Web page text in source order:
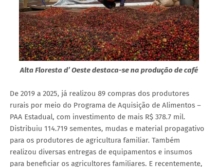
Alta Floresta d’ Oeste destaca-se na produção de café
De 2019 a 2025, já realizou 89 compras dos produtores
rurais por meio do Programa de Aquisição de Alimentos –
PAA Estadual, com investimento de mais R$ 378.7 mil.
Distribuiu 114.719 sementes, mudas e material propagativo
para os produtores de agricultura familiar. Também
realizou diversas entregas de equipamentos e insumos
para beneficiar os agricultores familiares. E recentemente,